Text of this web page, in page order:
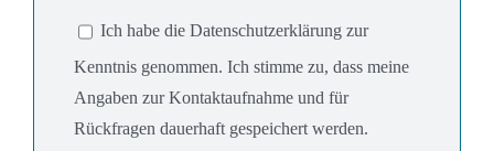
Ich habe die Datenschutzerklärung zur
Kenntnis genommen. Ich stimme zu, dass meine
Angaben zur Kontaktaufnahme und für
Rückfragen dauerhaft gespeichert werden.